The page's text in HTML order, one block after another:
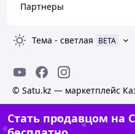
Партнеры
Тема - светлая BETA
© Satu.kz — маркетплейс
Стать продавцом на